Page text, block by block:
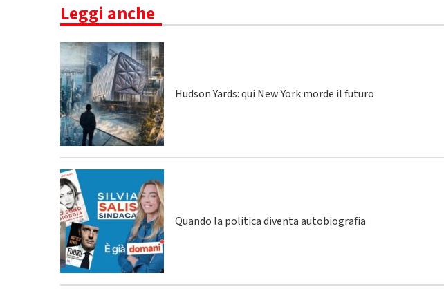
Leggi anche
Hudson Yards: qui New York morde il futuro
Quando la politica diventa autobiografia